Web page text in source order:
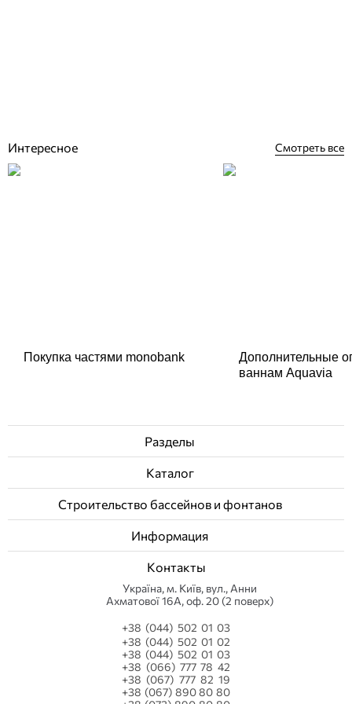
Интересное Смотреть все
Покупка частями monobank
Дополнительные
ваннам Aquavia
Разделы
Каталог
Строительство бассейнов и фонтанов
Информация
Контакты
Українa, м. Київ, вул., Анни
Ахматової 16А, оф. 20 (2 поверх)
+38 (044) 502 01 03
+38 (044) 502 01 02
+38 (044) 502 01 03
+38 (066) 777 78 42
+38 (067) 777 82 19
+38 (067) 890 80 80